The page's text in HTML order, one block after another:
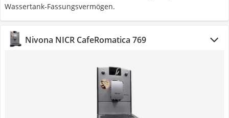
Wassertank-Fassungsvermögen.
Nivona NICR CafeRomatica 769